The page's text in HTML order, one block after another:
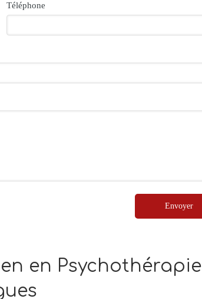
Téléphone
Envoyer
en Psychothérapie